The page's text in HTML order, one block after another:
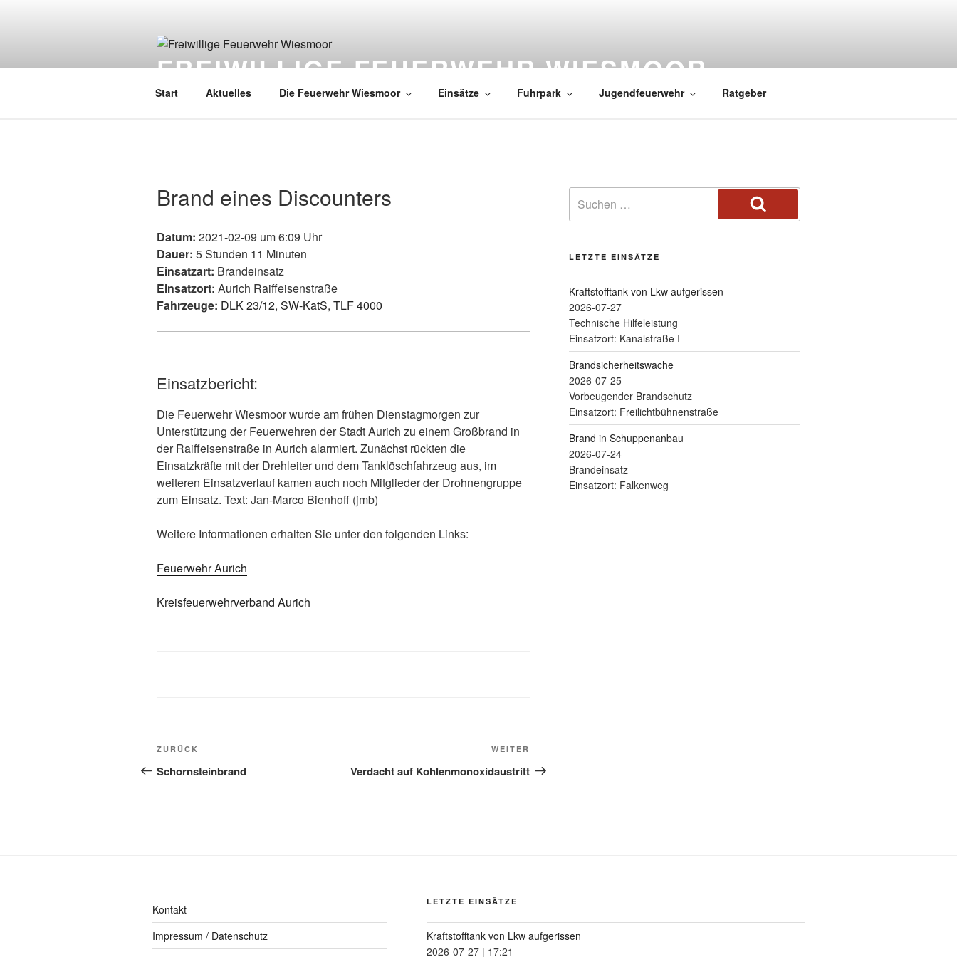
FREIWILLIGE FEUERWEHR WIESMOOR
Start Aktuelles Die Feuerwehr Wiesmoor Einsätze Fuhrpark Jugendfeuerwehr Ratgeber
Brand eines Discounters
Datum: 2021-02-09 um 6:09 Uhr
Dauer: 5 Stunden 11 Minuten
Einsatzart: Brandeinsatz
Einsatzort: Aurich Raiffeisenstraße
Fahrzeuge: DLK 23/12, SW-KatS, TLF 4000
Einsatzbericht:
Die Feuerwehr Wiesmoor wurde am frühen Dienstagmorgen zur
Unterstützung der Feuerwehren der Stadt Aurich zu einem Großbrand in
der Raiffeisenstraße in Aurich alarmiert. Zunächst rückten die
Einsatzkräfte mit der Drehleiter und dem Tanklöschfahrzeug aus, im
weiteren Einsatzverlauf kamen auch noch Mitglieder der Drohnengruppe
zum Einsatz. Text: Jan-Marco Bienhoff (jmb)
Weitere Informationen erhalten Sie unter den folgenden Links:
Feuerwehr Aurich
Kreisfeuerwehrverband Aurich
ZURÜCK
Schornsteinbrand
WEITER
Verdacht auf Kohlenmonoxidaustritt
LETZTE EINSÄTZE
Kraftstofftank von Lkw aufgerissen
2026-07-27
Technische Hilfeleistung
Einsatzort: Kanalstraße I
Brandsicherheitswache
2026-07-25
Vorbeugender Brandschutz
Einsatzort: Freilichtbühnenstraße
Brand in Schuppenanbau
2026-07-24
Brandeinsatz
Einsatzort: Falkenweg
Kontakt
Impressum / Datenschutz
LETZTE EINSÄTZE
Kraftstofftank von Lkw aufgerissen
2026-07-27| 17:21